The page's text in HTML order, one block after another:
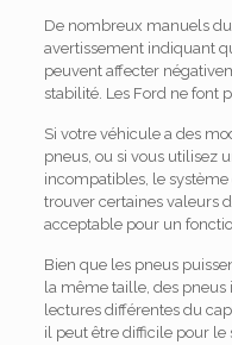
De nombreux manuels
avertissement indiquant
peuvent affecter
stabilité. Les Ford ne font
Si votre véhicule a des
pneus, ou si vous utilisez
incompatibles, le
trouver certaines valeurs
acceptable pour un
Bien que les pneus
la même taille, des
lectures différentes du
il peut être difficile pour le